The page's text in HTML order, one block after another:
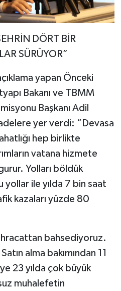
DÖRT BİR
SÜRÜYOR”
yapan Önceki
Bakanı ve TBMM
Başkanı Adil
yer verdi: “Devasa
hep birlikte
vatana hizmete
Yolları böldük
yollar ile yılda 7 bin saat
kazaları yüzde 80
bahsediyoruz.
alma bakımından 11
23 yılda çok büyük
muhalefetin